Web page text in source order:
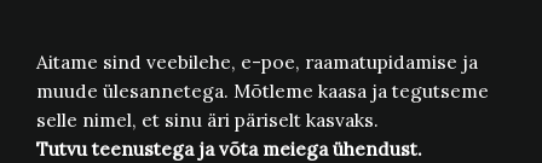
Aitame sind veebilehe, e-poe, raamatupidamise ja
muude ülesannetega. Mõtleme kaasa ja tegutseme
selle nimel, et sinu äri päriselt kasvaks.
Tutvu teenustega ja võta meiega ühendust.